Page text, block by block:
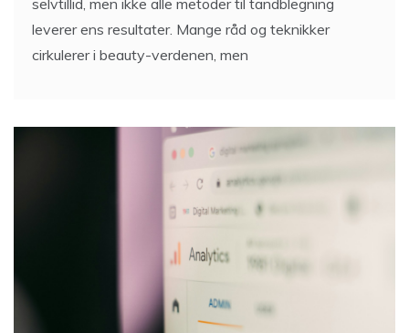
leverer ens resultater. Mange råd og teknikker
cirkulerer i beauty-verdenen, men